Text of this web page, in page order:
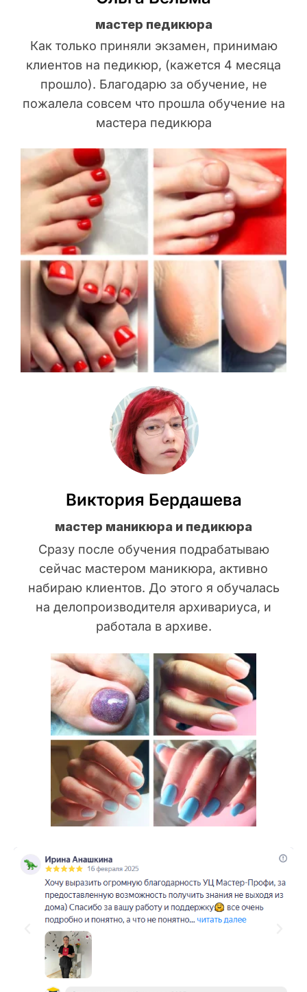
мастер педикюра
Как только приняли экзамен, принимаю
клиентов на педикюр, (кажется 4 месяца
прошло). Благодарю за обучение, не
пожалела совсем что прошла обучение на
мастера педикюра
Виктория Бердашева
мастер маникюра и педикюра
Сразу после обучения подрабатываю
сейчас мастером маникюра, активно
набираю клиентов. До этого я обучалась
на делопроизводителя архивариуса, и
работала в архиве.